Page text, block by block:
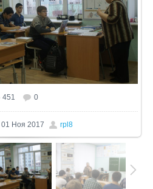
1024x612
451 0
01 Ноя 2017 rpl8